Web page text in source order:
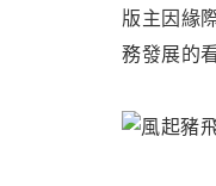
版主因緣
務發展的